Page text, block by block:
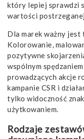
który lepiej sprawdzi
wartości
Dla marek ważny
Kolorowanie,
pozytywne
wspólnym
prowadzących akcje
kampanie CSR i
tylko widoczność
użytkowaniem.
Rodzaje